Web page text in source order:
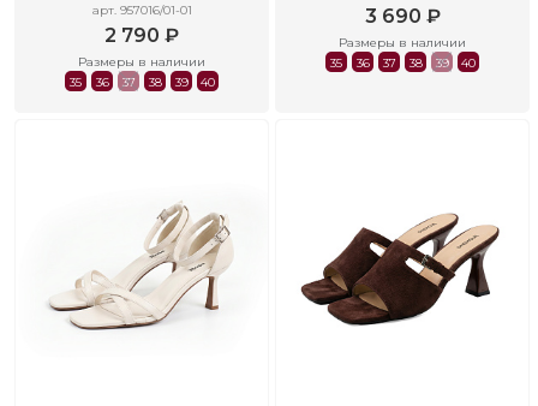
арт. 957016/01-01
2 790 ₽
Размеры в наличии
35
36 37 38 39 40
3 690 ₽
Размеры в наличии
35
36 37 38 39 40